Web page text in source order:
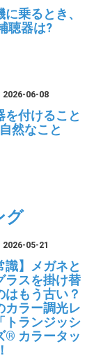
に乗るとき、
聴器は?
2026-06-08
を付けること
然なこと
グ
2026-05-21
識】メガネと
ラスを掛け替
はもう古い？
カラー調光レ
トランジッシ
® カラータッ